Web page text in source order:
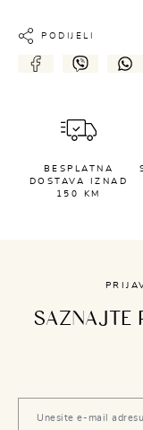
PODIJELI
BESPLATNA
DOSTAVA IZNAD
150 KM
SAZNAJTE